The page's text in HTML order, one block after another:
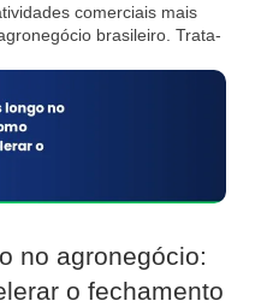
comerciais mais
brasileiro. Trata-
no agronegócio:
o fechamento